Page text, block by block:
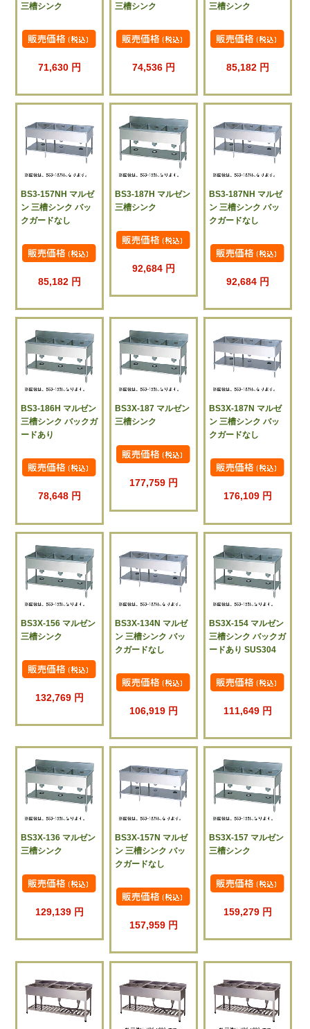
三槽シンク
71,630 円
三槽シンク
74,536 円
三槽シンク
85,182 円
BS3-157NH マルゼ
ン 三槽シンク バッ
クガードなし
85,182 円
BS3-187H マルゼン
三槽シンク
92,684 円
BS3-187NH マルゼ
ン 三槽シンク バッ
クガードなし
92,684 円
BS3-186H マルゼン
三槽シンク バックガ
ードあり
78,648 円
BS3X-187 マルゼン
三槽シンク
177,759 円
BS3X-187N マルゼ
ン 三槽シンク バッ
クガードなし
176,109 円
BS3X-156 マルゼン
三槽シンク
132,769 円
BS3X-134N マルゼ
ン 三槽シンク バッ
クガードなし
106,919 円
BS3X-154 マルゼン
三槽シンク バックガ
ードあり SUS304
111,649 円
BS3X-136 マルゼン
三槽シンク
129,139 円
BS3X-157N マルゼ
ン 三槽シンク バッ
クガードなし
157,959 円
BS3X-157 マルゼン
三槽シンク
159,279 円